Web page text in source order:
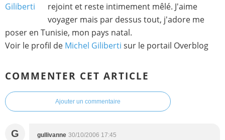
rejoint et reste intimement mêlé. J'aime
voyager mais par dessus tout, j'adore me
poser en Tunisie, mon pays natal.
Voir le profil de Michel Giliberti sur le portail Overblog
COMMENTER CET ARTICLE
Ajouter un commentaire
G gullivanne 30/10/2006 17:45